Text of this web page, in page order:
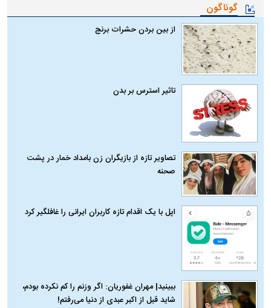
گوناگون
از بین بردن حشرات برنج
تاثیر استرس بر بدن
تصاویر تازه از بازیگران زن بامداد خمار در پشت
صحنه
اپل با یک اقدام تازه کاربران ایرانی را غافلگیر کرد
ببینید| مهران غفوریان: اگر وزنم را کم نکرده بودم،
شاید قبل از اکبر عبدی از دنیا می‌رفتم!